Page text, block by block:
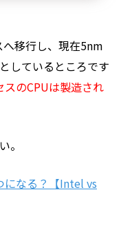
移行し、現在5nm
しているところです
スのCPUは製造され
。
になる？【Intel vs